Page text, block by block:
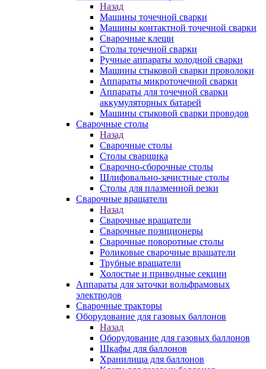
Назад
Машины точечной сварки
Машины контактной точечной сварки
Сварочные клещи
Столы точечной сварки
Ручные аппараты холодной сварки
Машины стыковой сварки проволоки
Аппараты микроточечной сварки
Аппараты для точечной сварки
аккумуляторных батарей
Машины стыковой сварки проводов
Сварочные столы
Назад
Сварочные столы
Столы сварщика
Сварочно-сборочные столы
Шлифовально-зачистные столы
Столы для плазменной резки
Сварочные вращатели
Назад
Сварочные вращатели
Сварочные позиционеры
Сварочные поворотные столы
Роликовые сварочные вращатели
Трубные вращатели
Холостые и приводные секции
Аппараты для заточки вольфрамовых
электродов
Сварочные тракторы
Оборудование для газовых баллонов
Назад
Оборудование для газовых баллонов
Шкафы для баллонов
Хранилища для баллонов